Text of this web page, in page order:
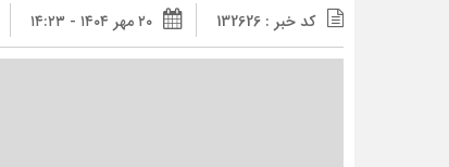
کد خبر : 132626 ۲۰ مهر ۱۴۰۴ - ۱۴:۲۳